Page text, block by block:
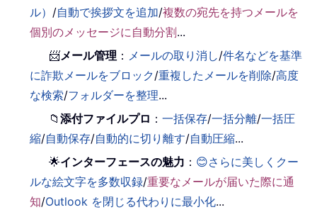
ル） /自動で挨拶文を追加/複数の宛先を持つメールを
個別のメッセージに自動分割...
📨メール管理 ： メールの取り消し/件名などを基準
に詐欺メールをブロック/重複したメールを削除/高度
な検索/フォルダーを整理...
📁添付ファイルプロ ：一括保存/一括分離/一括圧
縮/自動保存/自動的に切り離す/自動圧縮...
🌟インターフェースの魅力 ： 😊さらに美しくクー
ルな絵文字を多数収録/重要なメールが届いた際に通
知/Outlook を閉じる代わりに最小化...